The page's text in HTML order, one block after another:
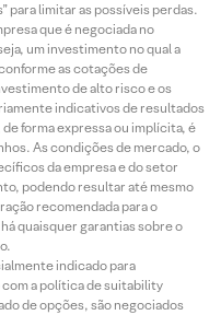
para limitar as possíveis perdas.
que é negociada no
um investimento no qual a
as cotações de
de alto risco e os
indicativos de resultados
forma expressa ou implícita, é
As condições de mercado, o
da empresa e do setor
podendo resultar até mesmo
recomendada para o
quaisquer garantias sobre o
indicado para
a política de suitability
de opções, são negociados